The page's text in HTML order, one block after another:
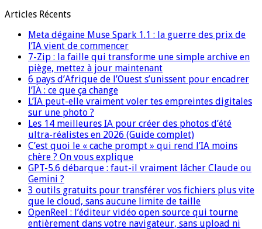
Articles Récents
Meta dégaine Muse Spark 1.1 : la guerre des prix de
l’IA vient de commencer
7-Zip : la faille qui transforme une simple archive en
piège, mettez à jour maintenant
6 pays d’Afrique de l’Ouest s’unissent pour encadrer
l’IA : ce que ça change
L’IA peut-elle vraiment voler tes empreintes digitales
sur une photo ?
Les 14 meilleures IA pour créer des photos d’été
ultra-réalistes en 2026 (Guide complet)
C’est quoi le « cache prompt » qui rend l’IA moins
chère ? On vous explique
GPT-5.6 débarque : faut-il vraiment lâcher Claude ou
Gemini ?
3 outils gratuits pour transférer vos fichiers plus vite
que le cloud, sans aucune limite de taille
OpenReel : l’éditeur vidéo open source qui tourne
entièrement dans votre navigateur, sans upload ni